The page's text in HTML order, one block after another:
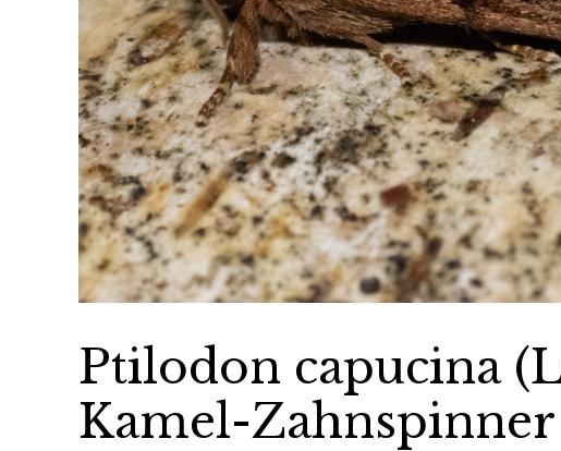
Ptilodon capucina
Kamel-Zahnspinner